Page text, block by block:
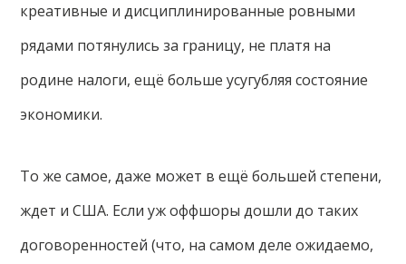
креативные и дисциплинированные ровными
рядами потянулись за границу, не платя на
родине налоги, ещё больше усугубляя состояние
экономики.
То же самое, даже может в ещё большей степени,
ждет и США. Если уж оффшоры дошли до таких
договоренностей (что, на самом деле ожидаемо,